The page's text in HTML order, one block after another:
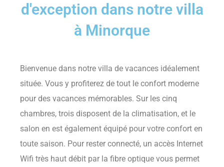
d'exception dans notre villa
à Minorque
Bienvenue dans notre villa de vacances idéalement
située. Vous y profiterez de tout le confort moderne
pour des vacances mémorables. Sur les cinq
chambres, trois disposent de la climatisation, et le
salon en est également équipé pour votre confort en
toute saison. Pour rester connecté, un accès Internet
Wifi très haut débit par la fibre optique vous permet